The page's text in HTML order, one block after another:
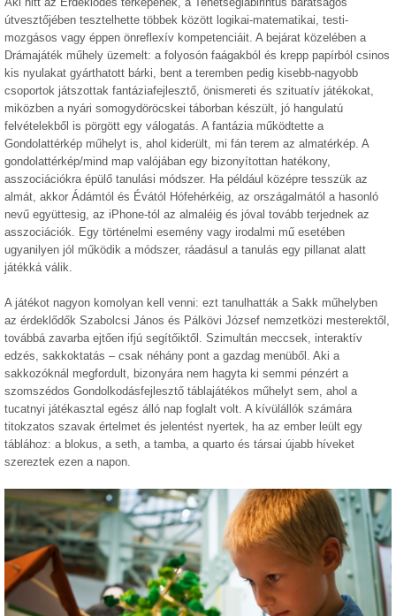
útvesztőjében tesztelhette többek között logikai-matematikai, testi-
mozgásos vagy éppen önreflexív kompetenciáit. A bejárat közelében a
Drámajáték műhely üzemelt: a folyosón faágakból és krepp papírból csinos
kis nyulakat gyárthatott bárki, bent a teremben pedig kisebb-nagyobb
csoportok játszottak fantáziafejlesztő, önismereti és szituatív játékokat,
miközben a nyári somogydöröcskei táborban készült, jó hangulatú
felvételekből is pörgött egy válogatás. A fantázia működtette a
Gondolattérkép műhelyt is, ahol kiderült, mi fán terem az almatérkép. A
gondolattérkép/mind map valójában egy bizonyítottan hatékony,
asszociációkra épülő tanulási módszer. Ha például középre tesszük az
almát, akkor Ádámtól és Évától Hófehérkéig, az országalmától a hasonló
nevű együttesig, az iPhone-tól az almaléig és jóval tovább terjednek az
asszociációk. Egy történelmi esemény vagy irodalmi mű esetében
ugyanilyen jól működik a módszer, ráadásul a tanulás egy pillanat alatt
játékká válik.
A játékot nagyon komolyan kell venni: ezt tanulhatták a Sakk műhelyben
az érdeklődők Szabolcsi János és Pálkövi József nemzetközi mesterektől,
továbbá zavarba ejtően ifjú segítőiktől. Szimultán meccsek, interaktív
edzés, sakkoktatás – csak néhány pont a gazdag menüből. Aki a
sakkozóknál megfordult, bizonyára nem hagyta ki semmi pénzért a
szomszédos Gondolkodásfejlesztő táblajátékos műhelyt sem, ahol a
tucatnyi játékasztal egész álló nap foglalt volt. A kívülállók számára
titokzatos szavak értelmet és jelentést nyertek, ha az ember leült egy
táblához: a blokus, a seth, a tamba, a quarto és társai újabb híveket
szereztek ezen a napon.